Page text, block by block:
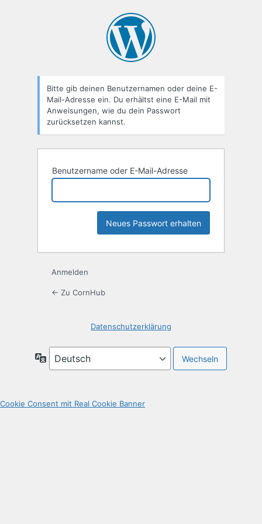
Bitte gib deinen Benutzernamen oder deine E-
Mail-Adresse ein. Du erhältst eine E-Mail mit
Anweisungen, wie du dein Passwort
zurücksetzen kannst.
Benutzername oder E-Mail-Adresse
Anmelden
← Zu CornHub
Datenschutzerklärung
Sprache
Cookie Consent mit Real Cookie Banner